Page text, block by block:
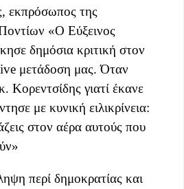
εκπρόσωπος της
«Ο Εύξεινος
δημόσια κριτική στον
μετάδοση μας. Όταν
Κορεντσίδης γιατί έκανε
με κυνική ειλικρίνεια:
στον αέρα αυτούς που
περί δημοκρατίας και